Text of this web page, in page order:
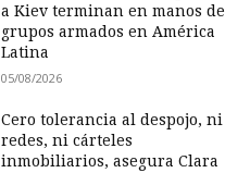
a Kiev terminan en manos de
grupos armados en América
Latina
05/08/2026
Cero tolerancia al despojo, ni
redes, ni cárteles
inmobiliarios, asegura Clara